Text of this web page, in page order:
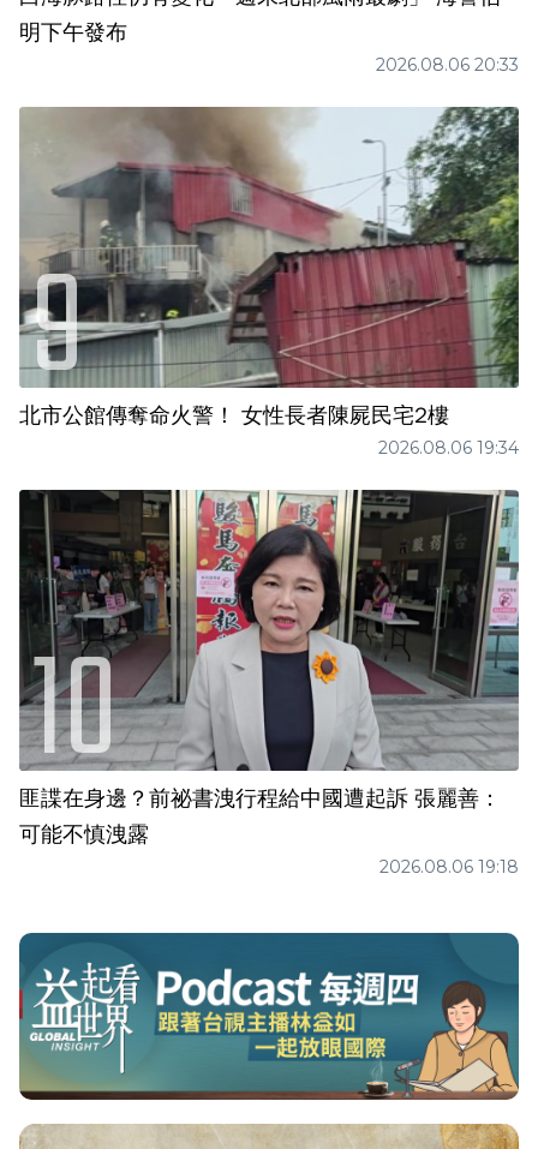
明下午發布
2026.08.06 20:33
北市公館傳奪命火警！ 女性長者陳屍民宅2樓
2026.08.06 19:34
匪諜在身邊？前祕書洩行程給中國遭起訴 張麗善：
可能不慎洩露
2026.08.06 19:18